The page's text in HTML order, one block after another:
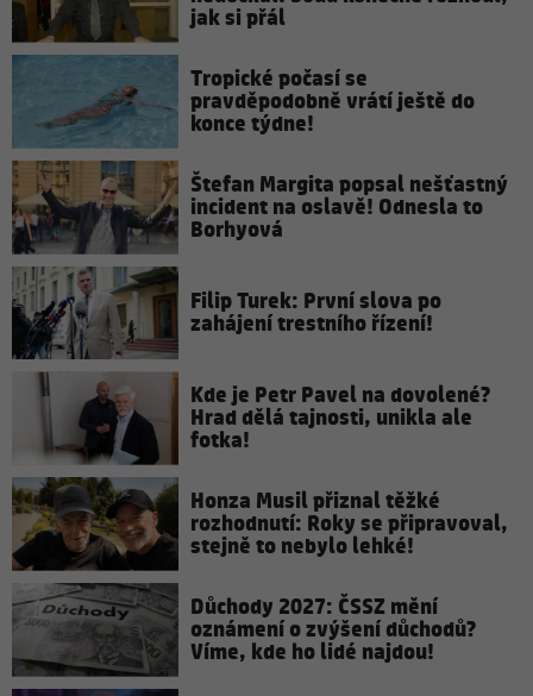
jak si přál
Tropické počasí se
pravděpodobně vrátí ještě do
konce týdne!
Štefan Margita popsal nešťastný
incident na oslavě! Odnesla to
Borhyová
Filip Turek: První slova po
zahájení trestního řízení!
Kde je Petr Pavel na dovolené?
Hrad dělá tajnosti, unikla ale
fotka!
Honza Musil přiznal těžké
rozhodnutí: Roky se připravoval,
stejně to nebylo lehké!
Důchody 2027: ČSSZ mění
oznámení o zvýšení důchodů?
Víme, kde ho lidé najdou!